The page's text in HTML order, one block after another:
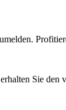
Sie den